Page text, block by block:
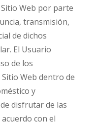
Web por parte
transmisión,
de dichos
El Usuario
de los
Web dentro de
y
disfrutar de las
con el